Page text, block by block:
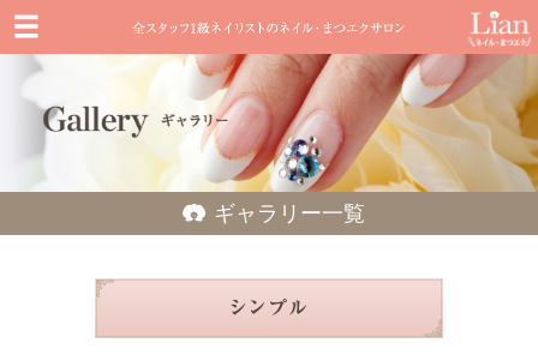
ギャラリー一覧